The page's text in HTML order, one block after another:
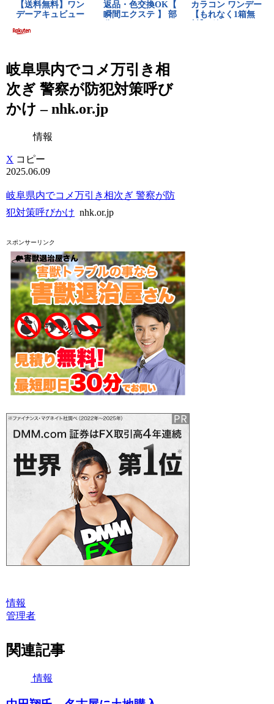
岐阜県内でコメ万引き相
次ぎ 警察が防犯対策呼び
かけ – nhk.or.jp
情報
X コピー
2025.06.09
岐阜県内でコメ万引き相次ぎ 警察が防
犯対策呼びかけ nhk.or.jp
スポンサーリンク
情報
管理者
関連記事
情報